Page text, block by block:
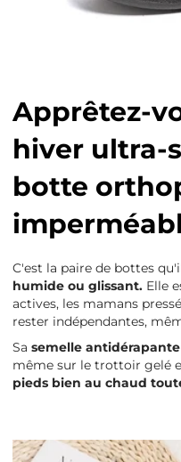
Apprêtez-
hiver ultra-
botte
C'est la paire de bottes
humide ou glissant. Elle
actives, les mamans
rester indépendantes,
Sa semelle antidérapante
même sur le trottoir gelé
pieds bien au chaud